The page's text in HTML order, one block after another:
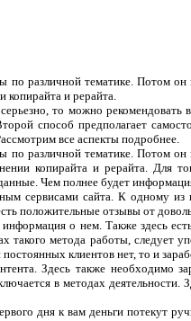
по различной тематике. Потом
копирайта и рерайта.
то можно
способ предполагает
все аспекты подробнее.
по различной тематике. Потом
копирайта и рерайта. Для
Чем полнее будет
сервисами сайта. К одному
положительные отзывы от
о нем. Также здесь
метода работы, следует
клиентов нет, то и
Здесь также необходимо
в методах
дня к вам деньги потекут